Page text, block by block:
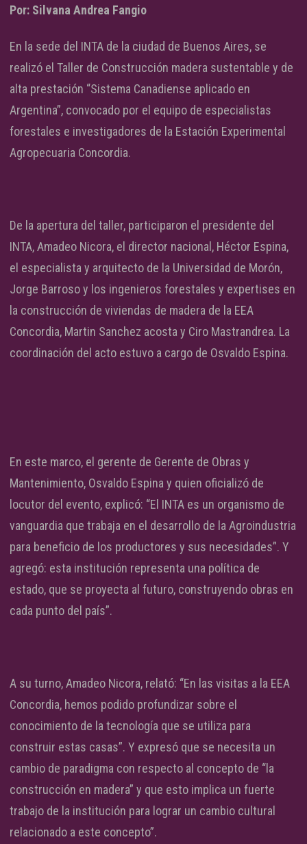
Por: Silvana Andrea Fangio
En la sede del INTA de la ciudad de Buenos Aires, se
realizó el Taller de Construcción madera sustentable y de
alta prestación “Sistema Canadiense aplicado en
Argentina”, convocado por el equipo de especialistas
forestales e investigadores de la Estación Experimental
Agropecuaria Concordia.
De la apertura del taller, participaron el presidente del
INTA, Amadeo Nicora, el director nacional, Héctor Espina,
el especialista y arquitecto de la Universidad de Morón,
Jorge Barroso y los ingenieros forestales y expertises en
la construcción de viviendas de madera de la EEA
Concordia, Martin Sanchez acosta y Ciro Mastrandrea. La
coordinación del acto estuvo a cargo de Osvaldo Espina.
En este marco, el gerente de Gerente de Obras y
Mantenimiento, Osvaldo Espina y quien oficializó de
locutor del evento, explicó: “El INTA es un organismo de
vanguardia que trabaja en el desarrollo de la Agroindustria
para beneficio de los productores y sus necesidades”. Y
agregó: esta institución representa una política de
estado, que se proyecta al futuro, construyendo obras en
cada punto del país”.
A su turno, Amadeo Nicora, relató: “En las visitas a la EEA
Concordia, hemos podido profundizar sobre el
conocimiento de la tecnología que se utiliza para
construir estas casas”. Y expresó que se necesita un
cambio de paradigma con respecto al concepto de “la
construcción en madera” y que esto implica un fuerte
trabajo de la institución para lograr un cambio cultural
relacionado a este concepto”.